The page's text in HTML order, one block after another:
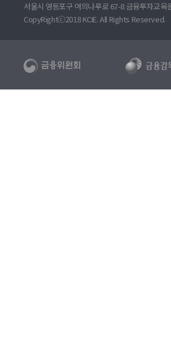
서울시 영등포구 여의나루로 67-8 금융투자교육
CopyRightⓒ2018 KCIE. All Rights Reserved.